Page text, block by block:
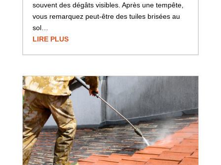
souvent des dégâts visibles. Après une tempête,
vous remarquez peut-être des tuiles brisées au
sol…
LIRE PLUS